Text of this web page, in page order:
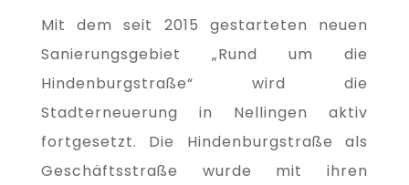
Mit dem seit 2015 gestarteten neuen
Sanierungsgebiet „Rund um die
Hindenburgstraße“ wird die
Stadterneuerung in Nellingen aktiv
fortgesetzt. Die Hindenburgstraße als
Geschäftsstraße wurde mit ihren